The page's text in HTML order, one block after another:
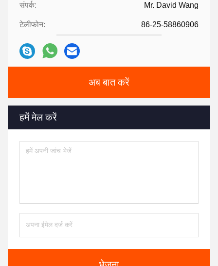
संपर्क: Mr. David Wang
टेलीफोन: 86-25-58860906
अब बात करें
हमें मेल करें